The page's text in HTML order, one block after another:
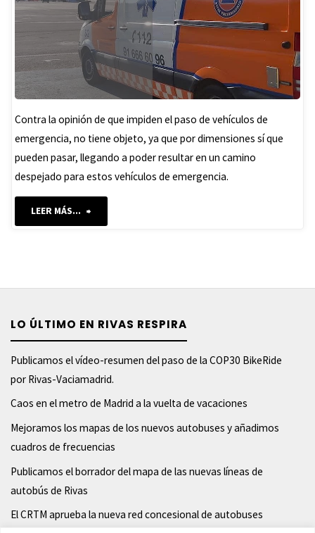
Contra la opinión de que impiden el paso de vehículos de
emergencia, no tiene objeto, ya que por dimensiones sí que
pueden pasar, llegando a poder resultar en un camino
despejado para estos vehículos de emergencia.
LEER MÁS...
vehículos
de
LO ÚLTIMO EN RIVAS RESPIRA
Publicamos el vídeo-resumen del paso de la COP30 BikeRide
por Rivas-Vaciamadrid.
Caos en el metro de Madrid a la vuelta de vacaciones
Mejoramos los mapas de los nuevos autobuses y añadimos
cuadros de frecuencias
Publicamos el borrador del mapa de las nuevas líneas de
autobús de Rivas
El CRTM aprueba la nueva red concesional de autobuses